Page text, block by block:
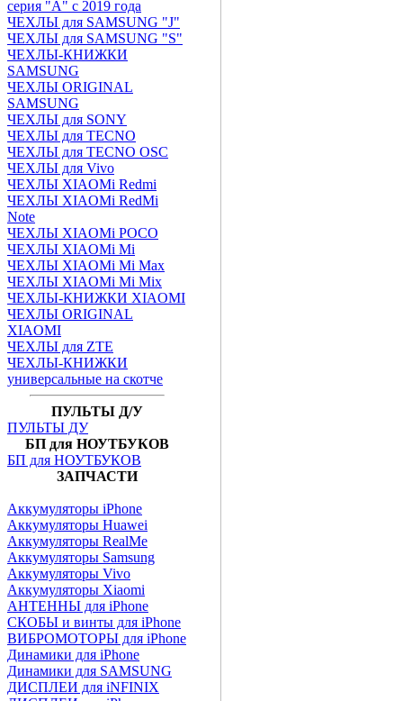
серия "A" с 2019 года
ЧЕХЛЫ для SAMSUNG "J"
ЧЕХЛЫ для SAMSUNG "S"
ЧЕХЛЫ-КНИЖКИ
SAMSUNG
ЧЕХЛЫ ORIGINAL
SAMSUNG
ЧЕХЛЫ для SONY
ЧЕХЛЫ для TECNO
ЧЕХЛЫ для TECNO OSC
ЧЕХЛЫ для Vivo
ЧЕХЛЫ XIAOMi Redmi
ЧЕХЛЫ XIAOMi RedMi
Note
ЧЕХЛЫ XIAOMi POCO
ЧЕХЛЫ XIAOMi Mi
ЧЕХЛЫ XIAOMi Mi Max
ЧЕХЛЫ XIAOMi Mi Mix
ЧЕХЛЫ-КНИЖКИ XIAOMI
ЧЕХЛЫ ORIGINAL
XIAOMI
ЧЕХЛЫ для ZTE
ЧЕХЛЫ-КНИЖКИ
универсальные на скотче
ПУЛЬТЫ Д/У
ПУЛЬТЫ ДУ
БП для НОУТБУКОВ
БП для НОУТБУКОВ
ЗАПЧАСТИ
Аккумуляторы iPhone
Аккумуляторы Huawei
Аккумуляторы RealMe
Аккумуляторы Samsung
Аккумуляторы Vivo
Аккумуляторы Xiaomi
АНТЕННЫ для iPhone
СКОБЫ и винты для iPhone
ВИБРОМОТОРЫ для iPhone
Динамики для iPhone
Динамики для SAMSUNG
ДИСПЛЕИ для iNFINIX